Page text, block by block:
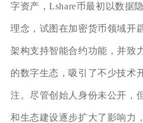
字资产，Lshare币最初以数据
理念，试图在加密货币领域开
架构支持智能合约功能，并致
的数字生态，吸引了不少技术
注。尽管创始人身份未公开，
和生态建设逐步扩大了影响力